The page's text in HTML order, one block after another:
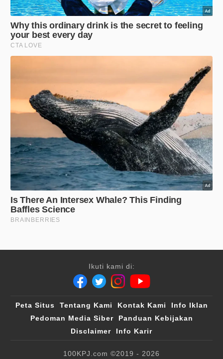
Ikuti kami di:
Peta Situs Tentang Kami Kontak Kami
Info Iklan
Pedoman Media Siber
Panduan Kebijakan
Disclaimer
Info Karir
100KPJ.com ©2019 - 2026